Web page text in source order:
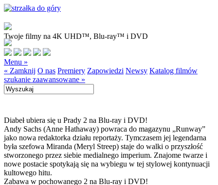
Twoje filmy na 4K UHD™, Blu-ray™ i DVD
Menu »
« Zamknij O nas Premiery Zapowiedzi Newsy Katalog filmów
szukanie zaawansowane »
Diabeł ubiera się u Prady 2 na Blu-ray i DVD!
Andy Sachs (Anne Hathaway) powraca do magazynu „Runway”
jako nowa redaktorka działu reportaży. Tymczasem jej legendarna
była szefowa Miranda (Meryl Streep) staje do walki o przyszłość
stworzonego przez siebie medialnego imperium. Znajome twarze i
nowe postacie spotykają się na wybiegu w tej stylowej kontynuacji
kultowego hitu.
Zabawa w pochowanego 2 na Blu-ray i DVD!